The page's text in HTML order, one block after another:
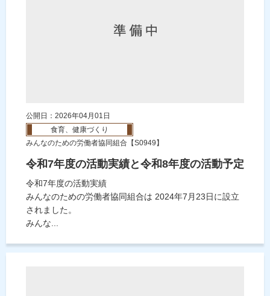
公開日：2026年04月01日
食育、健康づくり
みんなのための労働者協同組合【S0949】
令和7年度の活動実績と令和8年度の活動予定
令和7年度の活動実績
みんなのための労働者協同組合は 2024年7月23日に設立
されました。
みんな...